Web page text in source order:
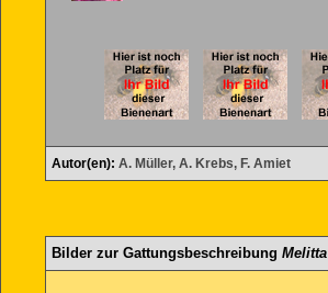
Autor(en): A. Müller, A. Krebs, F. Amiet
Bilder zur Gattungsbeschreibung Melitta